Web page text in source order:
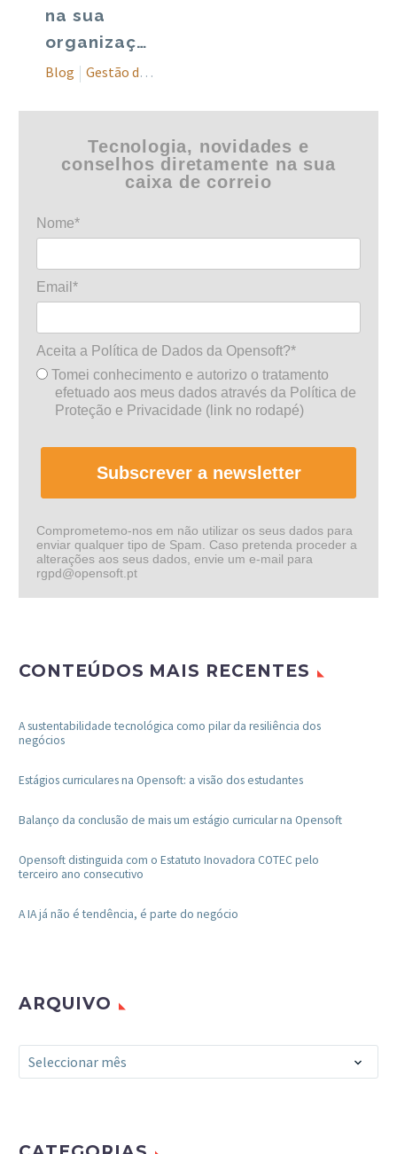
na sua
organização?
Blog Gestão de projetos
Tecnologia, novidades e
conselhos diretamente na sua
caixa de correio
Nome*
Email*
Aceita a Política de Dados da Opensoft?*
Tomei conhecimento e autorizo o tratamento
efetuado aos meus dados através da Política de
Proteção e Privacidade (link no rodapé)
Subscrever a newsletter
Comprometemo-nos em não utilizar os seus dados para
enviar qualquer tipo de Spam. Caso pretenda proceder a
alterações aos seus dados, envie um e-mail para
rgpd@opensoft.pt
CONTEÚDOS MAIS RECENTES
A sustentabilidade tecnológica como pilar da resiliência dos
negócios
Estágios curriculares na Opensoft: a visão dos estudantes
Balanço da conclusão de mais um estágio curricular na Opensoft
Opensoft distinguida com o Estatuto Inovadora COTEC pelo
terceiro ano consecutivo
A IA já não é tendência, é parte do negócio
ARQUIVO
Arquivo
Seleccionar mês